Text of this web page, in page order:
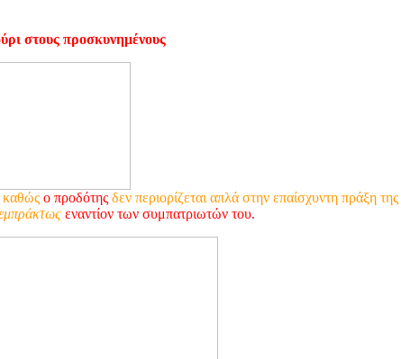
στους προσκυνημένους
καθώς ο προδότης δεν περιορίζεται απλά στην επαίσχυντη πράξη της
εναντίον των συμπατριωτών του.